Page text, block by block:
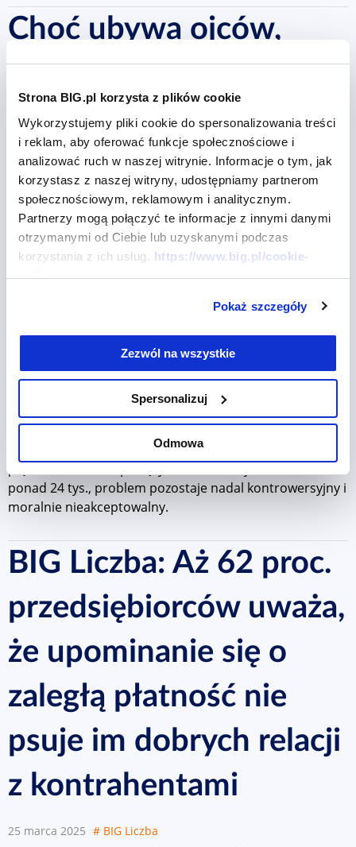
Strona BIG.pl korzysta z plików cookie
Wykorzystujemy pliki cookie do spersonalizowania treści
i reklam, aby oferować funkcje społecznościowe i
analizować ruch w naszej witrynie. Informacje o tym, jak
korzystasz z naszej witryny, udostępniamy partnerom
społecznościowym, reklamowym i analitycznym.
Partnerzy mogą połączyć te informacje z innymi danymi
otrzymanymi od Ciebie lub uzyskanymi podczas
korzystania z ich usług. https://www.big.pl/cookie-
policy
Pokaż szczegóły
Zezwól na wszystkie
Spersonalizuj
Odmowa
Choć ubywa ojców,
którzy nie płacą
alimentów, problem
nadal jest moralnie
nieakceptowalny
24 czerwca 2025 # Dłużnik Alimentacyjny
Dzień Ojca to dla wielu rodzin nie tyle moment celebracji,
ile okazja do refleksji nad znaczeniem ojcostwa – także w
wymiarze prawnym i finansowym. W Polsce tysiące dzieci
nie otrzymuje należnych im środków do życia, mimo że
obowiązek alimentacyjny został jasno określony przez
prawo. Skala problemu pozostaje alarmująca – z danych
Rejestru Dłużników BIG InfoMonitor wynika, że zaległości
z tytułu nieopłaconych alimentów sięgają obecnie 16,8
mld złotych, a ogół osób uchylających się od tego
obowiązku przekracza 291 tys. Choć w ciągu ostatnich
pięciu lat liczba niepłacących na dzieci ojców zmalała o
ponad 24 tys., problem pozostaje nadal kontrowersyjny i
moralnie nieakceptowalny.
BIG Liczba: Aż 62 proc.
przedsiębiorców uważa,
że upominanie się o
zaległą płatność nie
psuje im dobrych relacji
z kontrahentami
25 marca 2025 # BIG Liczba